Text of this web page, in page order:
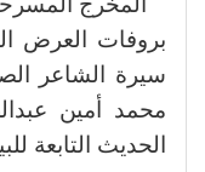
بروفات العرض
سيرة الشاعر
محمد أمين
الحديث التابعة